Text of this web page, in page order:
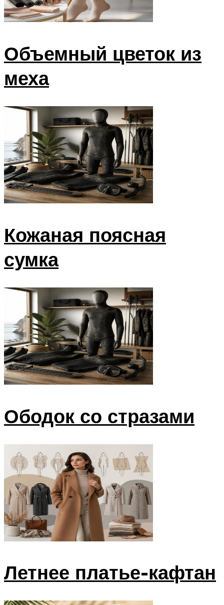
Объемный цветок из
меха
Кожаная поясная
сумка
Ободок со стразами
Летнее платье-кафтан